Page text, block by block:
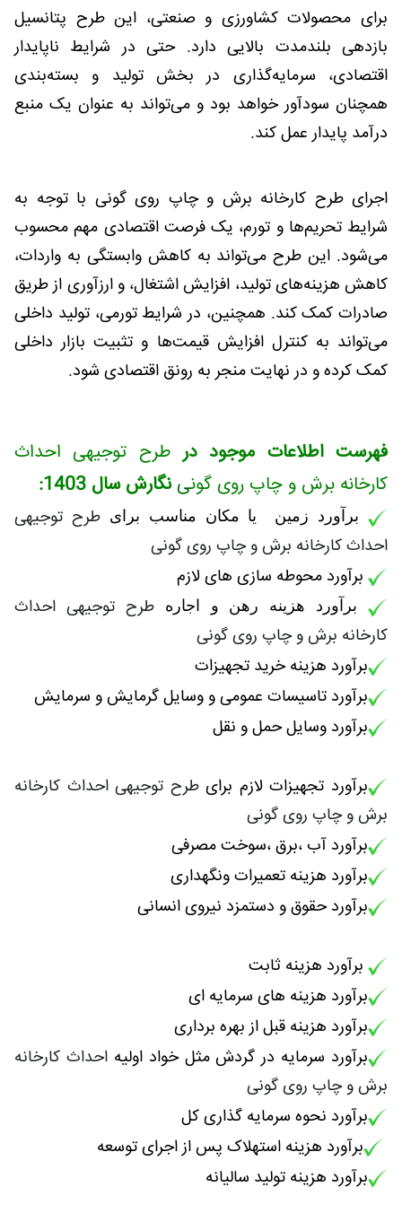
برای محصولات کشاورزی و صنعتی، این طرح پتانسیل
بازدهی بلندمدت بالایی دارد. حتی در شرایط ناپایدار
اقتصادی، سرمایه‌گذاری در بخش تولید و بسته‌بندی
همچنان سودآور خواهد بود و می‌تواند به عنوان یک منبع
درآمد پایدار عمل کند.
اجرای طرح کارخانه برش و چاپ روی گونی با توجه به
شرایط تحریم‌ها و تورم، یک فرصت اقتصادی مهم محسوب
می‌شود. این طرح می‌تواند به کاهش وابستگی به واردات،
کاهش هزینه‌های تولید، افزایش اشتغال، و ارزآوری از طریق
صادرات کمک کند. همچنین، در شرایط تورمی، تولید داخلی
می‌تواند به کنترل افزایش قیمت‌ها و تثبیت بازار داخلی
کمک کرده و در نهایت منجر به رونق اقتصادی شود.
فهرست اطلاعات موجود در طرح توجیهی احداث
کارخانه برش و چاپ روی گونینگارش سال 1403:
برآورد زمین یا مکان مناسب برایطرح توجیهی
احداث کارخانه برش و چاپ روی گونی
برآورد محوطه سازی های لازم
برآورد هزینه رهن و اجارهطرح توجیهی احداث
کارخانه برش و چاپ روی گونی
برآورد هزینه خرید تجهیزات
برآورد تاسیسات عمومی و وسایل گرمایش و سرمایش
برآورد وسایل حمل و نقل
برآورد تجهیزات لازم برایطرح توجیهی احداث کارخانه
برش و چاپ روی گونی
برآورد آب ،برق ،سوخت مصرفی
برآورد هزینه تعمیرات ونگهداری
برآورد حقوق و دستمزد نیروی انسانی
برآورد هزینه ثابت
برآورد هزینه های سرمایه ای
برآورد هزینه قبل از بهره برداری
برآورد سرمایه در گردش مثل خواد اولیهاحداث کارخانه
برش و چاپ روی گونی
برآورد نحوه سرمایه گذاری کل
برآورد هزینه استهلاک پس از اجرای توسعه
برآورد هزینه تولید سالیانه